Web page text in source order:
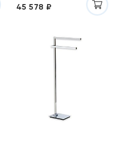
45 578 ₽